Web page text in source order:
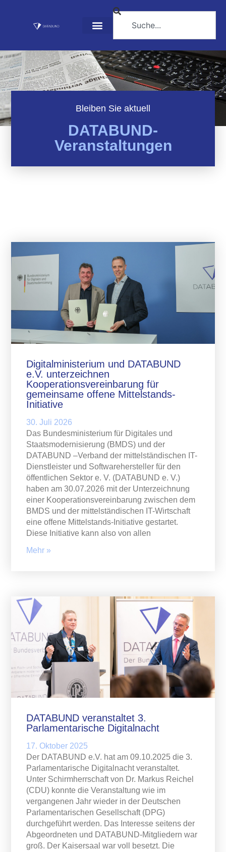
Bleiben Sie aktuell
DATABUND-
Veranstaltungen
Digitalministerium und DATABUND
e.V. unterzeichnen
Kooperationsvereinbarung für
gemeinsame offene Mittelstands-
Initiative
30. Juli 2026
Das Bundesministerium für Digitales und
Staatsmodernisierung (BMDS) und der
DATABUND –Verband der mittelständischen IT-
Dienstleister und Softwarehersteller für den
öffentlichen Sektor e. V. (DATABUND e. V.)
haben am 30.07.2026 mit der Unterzeichnung
einer Kooperationsvereinbarung zwischen dem
BMDS und der mittelständischen IT-Wirtschaft
eine offene Mittelstands-Initiative gestartet.
Diese Initiative kann also von allen
Mehr »
DATABUND veranstaltet 3.
Parlamentarische Digitalnacht
17. Oktober 2025
Der DATABUND e.V. hat am 09.10.2025 die 3.
Parlamentarische Digitalnacht veranstaltet.
Unter Schirmherrschaft von Dr. Markus Reichel
(CDU) konnte die Veranstaltung wie im
vergangenen Jahr wieder in der Deutschen
Parlamentarischen Gesellschaft (DPG)
durchgeführt werden. Das Interesse seitens der
Abgeordneten und DATABUND-Mitgliedern war
groß. Der Kaisersaal war voll besetzt. Die